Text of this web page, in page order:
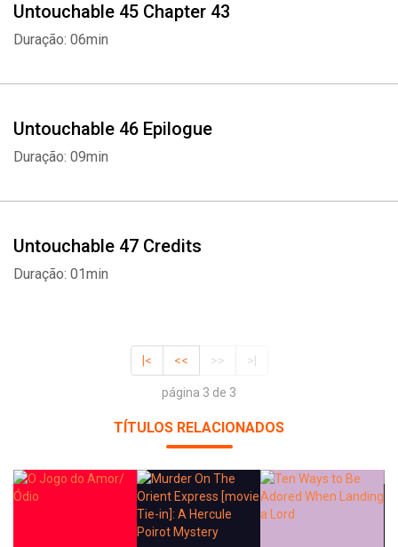
Untouchable 45 Chapter 43
Duração: 06min
Untouchable 46 Epilogue
Duração: 09min
Untouchable 47 Credits
Duração: 01min
|< << >> >|
página 3 de 3
TÍTULOS RELACIONADOS
Facebook Twitter E-mail